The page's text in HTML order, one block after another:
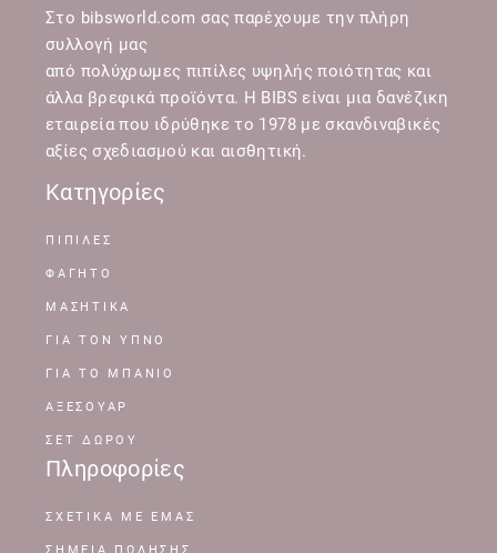
Στο bibsworld.com σας παρέχουμε την πλήρη
συλλογή μας
από πολύχρωμες πιπίλες υψηλής ποιότητας και
άλλα βρεφικά προϊόντα. Η BIBS είναι μια δανέζικη
εταιρεία που ιδρύθηκε το 1978 με σκανδιναβικές
αξίες σχεδιασμού και αισθητική.
Κατηγορίες
ΠΙΠΙΛΕΣ
ΦΑΓΗΤΟ
ΜΑΣΗΤΙΚΑ
ΓΙΑ ΤΟΝ ΥΠΝΟ
ΓΙΑ ΤΟ ΜΠΑΝΙΟ
ΑΞΕΣΟΥΑΡ
ΣΕΤ ΔΩΡΟΥ
Πληροφορίες
ΣΧΕΤΙΚΆ ΜΕ ΕΜΆΣ